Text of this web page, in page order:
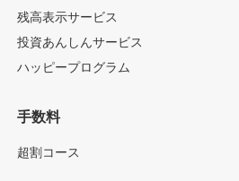
残高表示サービス
投資あんしんサービス
ハッピープログラム
手数料
超割コース